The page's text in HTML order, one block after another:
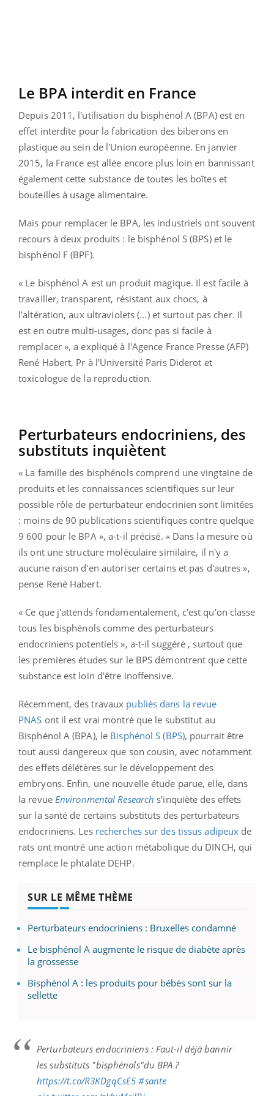
Le BPA interdit en France
Depuis 2011, l'utilisation du bisphénol A (BPA) est en
effet interdite pour la fabrication des biberons en
plastique au sein de l'Union européenne. En janvier
2015, la France est allée encore plus loin en bannissant
également cette substance de toutes les boîtes et
bouteilles à usage alimentaire.
Mais pour remplacer le BPA, les industriels ont souvent
recours à deux produits : le bisphénol S (BPS) et le
bisphénol F (BPF).
« Le bisphénol A est un produit magique. Il est facile à
travailler, transparent, résistant aux chocs, à
l'altération, aux ultraviolets (...) et surtout pas cher. Il
est en outre multi-usages, donc pas si facile à
remplacer », a expliqué à l'Agence France Presse (AFP)
René Habert, Pr à l'Université Paris Diderot et
toxicologue de la reproduction.
Perturbateurs endocriniens, des
substituts inquiètent
« La famille des bisphénols comprend une vingtaine de
produits et les connaissances scientifiques sur leur
possible rôle de perturbateur endocrinien sont limitées
: moins de 90 publications scientifiques contre quelque
9 600 pour le BPA », a-t-il précisé. « Dans la mesure où
ils ont une structure moléculaire similaire, il n'y a
aucune raison d'en autoriser certains et pas d'autres »,
pense René Habert.
« Ce que j'attends fondamentalement, c'est qu'on classe
tous les bisphénols comme des perturbateurs
endocriniens potentiels », a-t-il suggéré , surtout que
les premières études sur le BPS démontrent que cette
substance est loin d'être inoffensive.
Récemment, des travaux publiés dans la revue
PNAS ont il est vrai montré que le substitut au
Bisphénol A (BPA), le Bisphénol S (BPS), pourrait être
tout aussi dangereux que son cousin, avec notamment
des effets délétères sur le développement des
embryons. Enfin, une nouvelle étude parue, elle, dans
la revue Environmental Research s'inquiète des effets
sur la santé de certains substituts des perturbateurs
endocriniens. Les recherches sur des tissus adipeux de
rats ont montré une action métabolique du DINCH, qui
remplace le phtalate DEHP.
SUR LE MÊME THÈME
Perturbateurs endocriniens : Bruxelles condamné
Le bisphénol A augmente le risque de diabète après
la grossesse
Bisphénol A : les produits pour bébés sont sur la
sellette
Perturbateurs endocriniens : Faut-il déjà bannir
les substituts "bisphénols"du BPA ?
https://t.co/R3KDgqCsE5 #sante